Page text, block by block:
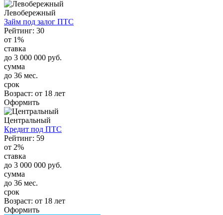
Левобережный
Займ под залог ПТС
Рейтинг: 30
от 1%
ставка
до 3 000 000 руб.
сумма
до 36 мес.
срок
Возраст: от 18 лет
Оформить
Центральный
Кредит под ПТС
Рейтинг: 59
от 2%
ставка
до 3 000 000 руб.
сумма
до 36 мес.
срок
Возраст: от 18 лет
Оформить